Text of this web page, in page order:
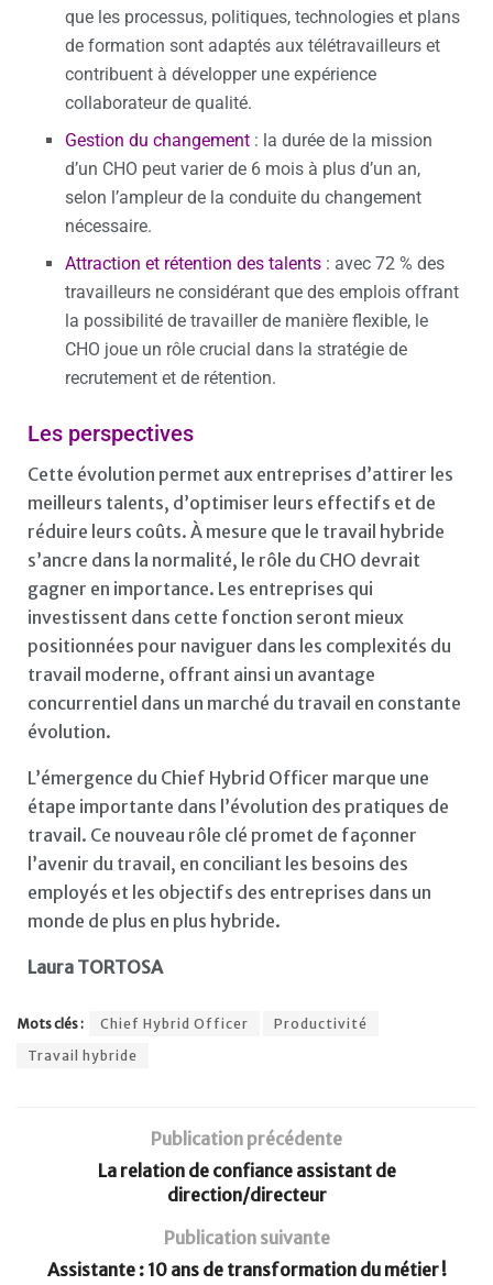
que les processus, politiques, technologies et plans
de formation sont adaptés aux télétravailleurs et
contribuent à développer une expérience
collaborateur de qualité.
Gestion du changement : la durée de la mission
d’un CHO peut varier de 6 mois à plus d’un an,
selon l’ampleur de la conduite du changement
nécessaire.
Attraction et rétention des talents : avec 72 % des
travailleurs ne considérant que des emplois offrant
la possibilité de travailler de manière flexible, le
CHO joue un rôle crucial dans la stratégie de
recrutement et de rétention.
Les perspectives
Cette évolution permet aux entreprises d’attirer les
meilleurs talents, d’optimiser leurs effectifs et de
réduire leurs coûts. À mesure que le travail hybride
s’ancre dans la normalité, le rôle du CHO devrait
gagner en importance. Les entreprises qui
investissent dans cette fonction seront mieux
positionnées pour naviguer dans les complexités du
travail moderne, offrant ainsi un avantage
concurrentiel dans un marché du travail en constante
évolution.
L’émergence du Chief Hybrid Officer marque une
étape importante dans l’évolution des pratiques de
travail. Ce nouveau rôle clé promet de façonner
l’avenir du travail, en conciliant les besoins des
employés et les objectifs des entreprises dans un
monde de plus en plus hybride.
Laura TORTOSA
Mots clés : Chief Hybrid Officer
Productivité
Travail hybride
Publication précédente
La relation de confiance assistant de
direction/directeur
Publication suivante
Assistante : 10 ans de transformation du métier !